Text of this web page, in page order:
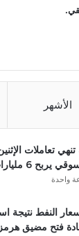
الأشهر
تعاملات
6 مليارات جنيه
واحدة
النفط نتيجة
فتح مضيق هرمز